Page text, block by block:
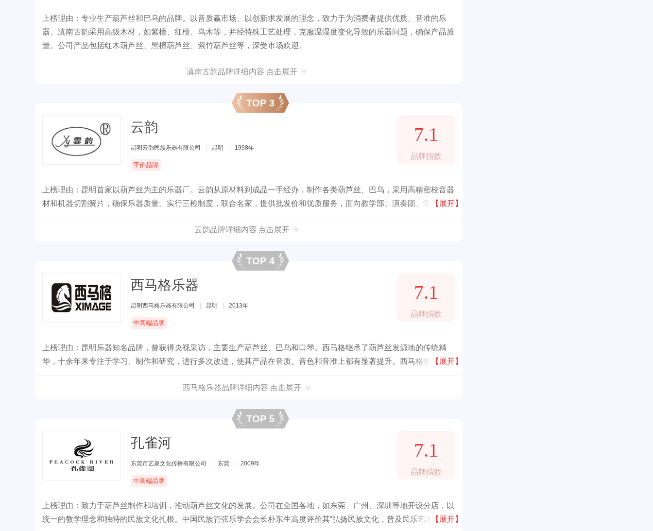
上榜理由：专业生产葫芦丝和巴乌的品牌。以音质赢市场、以创新求发展的理念，致力于为消费者提供优质、音准的乐
器。滇南古韵采用高级木材，如紫檀、红檀、乌木等，并经特殊工艺处理，克服温湿度变化导致的乐器问题，确保产品质
量。公司产品包括红木葫芦丝、黑檀葫芦丝、紫竹葫芦丝等，深受市场欢迎。
滇南古韵品牌详细内容 点击展开
TOP 3
云韵
昆明云韵民族乐器有限公司 昆明 1998年
平价品牌
7.1
品牌指数
上榜理由：昆明首家以葫芦丝为主的乐器厂。云韵从原材料到成品一手经办，制作各类葫芦丝、巴乌，采用高精密校音器
材和机器切割簧片，确保乐器质量。实行三检制度，联合名家，提供批发价和优质服务，面向教学部、演奏团、学校、琴
【展开】
云韵品牌详细内容 点击展开
TOP 4
西马格乐器
昆明西马格乐器有限公司 昆明 2013年
中高端品牌
7.1
品牌指数
上榜理由：昆明乐器知名品牌，曾获得央视采访，主要生产葫芦丝、巴乌和口琴。西马格继承了葫芦丝发源地的传统精
华，十余年来专注于学习、制作和研究，进行多次改进，使其产品在音质、音色和音准上都有显著提升。西马格的葫芦丝
【展开】
西马格乐器品牌详细内容 点击展开
TOP 5
孔雀河
东莞市艺泉文化传播有限公司 东莞 2009年
中高端品牌
7.1
品牌指数
上榜理由：致力于葫芦丝制作和培训，推动葫芦丝文化的发展。公司在全国各地，如东莞、广州、深圳等地开设分店，以
统一的教学理念和独特的民族文化扎根。中国民族管弦乐学会会长朴东生高度评价其“弘扬民族文化，普及民乐艺术”的宗
【展开】